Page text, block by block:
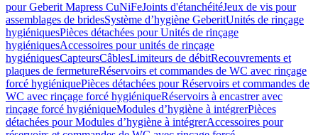
pour Geberit Mapress CuNiFeJoints d'étanchéitéJeux de vis pour
assemblages de bridesSystème d’hygiène GeberitUnités de rinçage
hygiéniquesPièces détachées pour Unités de rinçage
hygiéniquesAccessoires pour unités de rinçage
hygiéniquesCapteursCâblesLimiteurs de débitRecouvrements et
plaques de fermetureRéservoirs et commandes de WC avec rinçage
forcé hygiéniquePièces détachées pour Réservoirs et commandes de
WC avec rinçage forcé hygiéniqueRéservoirs à encastrer avec
rinçage forcé hygiéniqueModules d’hygiène à intégrerPièces
détachées pour Modules d’hygiène à intégrerAccessoires pour